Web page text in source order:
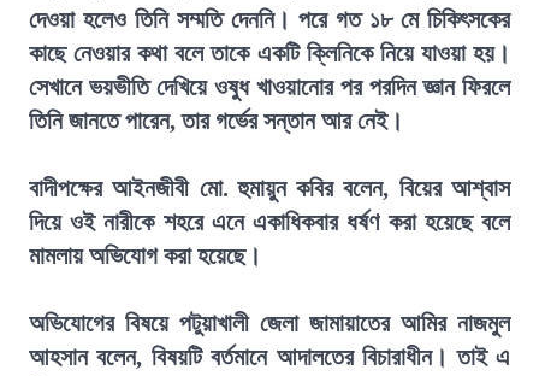
দেওয়া হলেও তিনি সম্মতি দেননি। পরে গত ১৮ মে চিকিৎসকের
কাছে নেওয়ার কথা বলে তাকে একটি ক্লিনিকে নিয়ে যাওয়া হয়।
সেখানে ভয়ভীতি দেখিয়ে ওষুধ খাওয়ানোর পর পরদিন জ্ঞান ফিরলে
তিনি জানতে পারেন, তার গর্ভের সন্তান আর নেই।
বাদীপক্ষের আইনজীবী মো. হুমায়ুন কবির বলেন, বিয়ের আশ্বাস
দিয়ে ওই নারীকে শহরে এনে একাধিকবার ধর্ষণ করা হয়েছে বলে
মামলায় অভিযোগ করা হয়েছে।
অভিযোগের বিষয়ে পটুয়াখালী জেলা জামায়াতের আমির নাজমুল
আহসান বলেন, বিষয়টি বর্তমানে আদালতের বিচারাধীন। তাই এ